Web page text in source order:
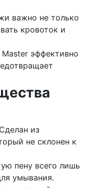
важно не только
кровоток и
эффективно
Сделан из
не склонен к
пену всего лишь
умывания.